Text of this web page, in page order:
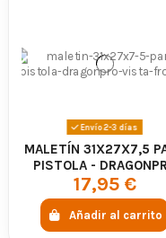
Envío 2-3 días
MALETÍN 31X27X7,5
PISTOLA -
17,95 €
Añadir al carrito